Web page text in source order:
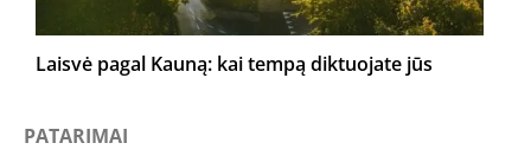
Laisvė pagal Kauną: kai tempą diktuojate jūs
PATARIMAI